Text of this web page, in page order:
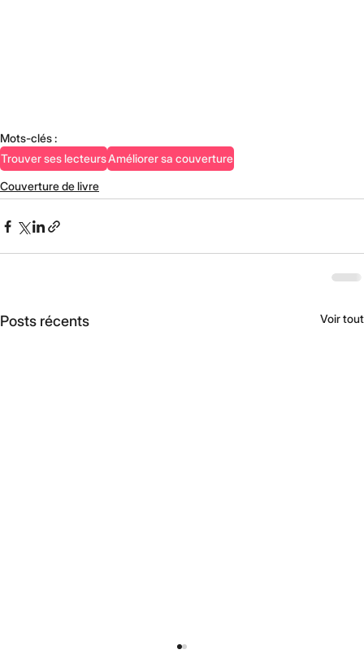
Mots-clés :
Trouver ses lecteursAméliorer sa couverture
Couverture de livre
Posts récents Voir tout